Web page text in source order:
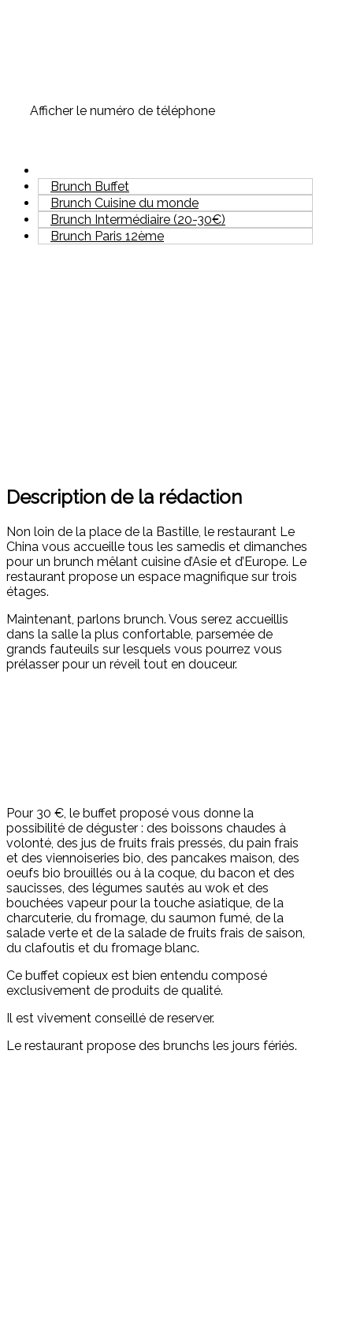
Afficher le numéro de téléphone
Brunch Buffet
Brunch Cuisine du monde
Brunch Intermédiaire (20-30€)
Brunch Paris 12ème
Description de la rédaction
Non loin de la place de la Bastille, le restaurant Le
China vous accueille tous les samedis et dimanches
pour un brunch mêlant cuisine d’Asie et d’Europe. Le
restaurant propose un espace magnifique sur trois
étages.
Maintenant, parlons brunch. Vous serez accueillis
dans la salle la plus confortable, parsemée de
grands fauteuils sur lesquels vous pourrez vous
prélasser pour un réveil tout en douceur.
Pour 30 €, le buffet proposé vous donne la
possibilité de déguster : des boissons chaudes à
volonté, des jus de fruits frais pressés, du pain frais
et des viennoiseries bio, des pancakes maison, des
oeufs bio brouillés ou à la coque, du bacon et des
saucisses, des légumes sautés au wok et des
bouchées vapeur pour la touche asiatique, de la
charcuterie, du fromage, du saumon fumé, de la
salade verte et de la salade de fruits frais de saison,
du clafoutis et du fromage blanc.
Ce buffet copieux est bien entendu composé
exclusivement de produits de qualité.
Il est vivement conseillé de reserver.
Le restaurant propose des brunchs les jours fériés.